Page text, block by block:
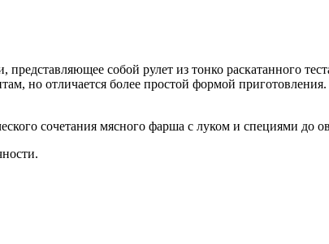
собой рулет из тонко раскатанного
но отличается более простой формой
сочетания мясного фарша с луком и специями до